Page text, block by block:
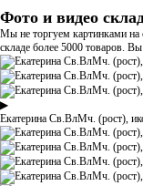
Фото и видео
Мы не торгуем картинками
складе более 5000 товаров.
▶
Екатерина Св.ВлМч. (рост),